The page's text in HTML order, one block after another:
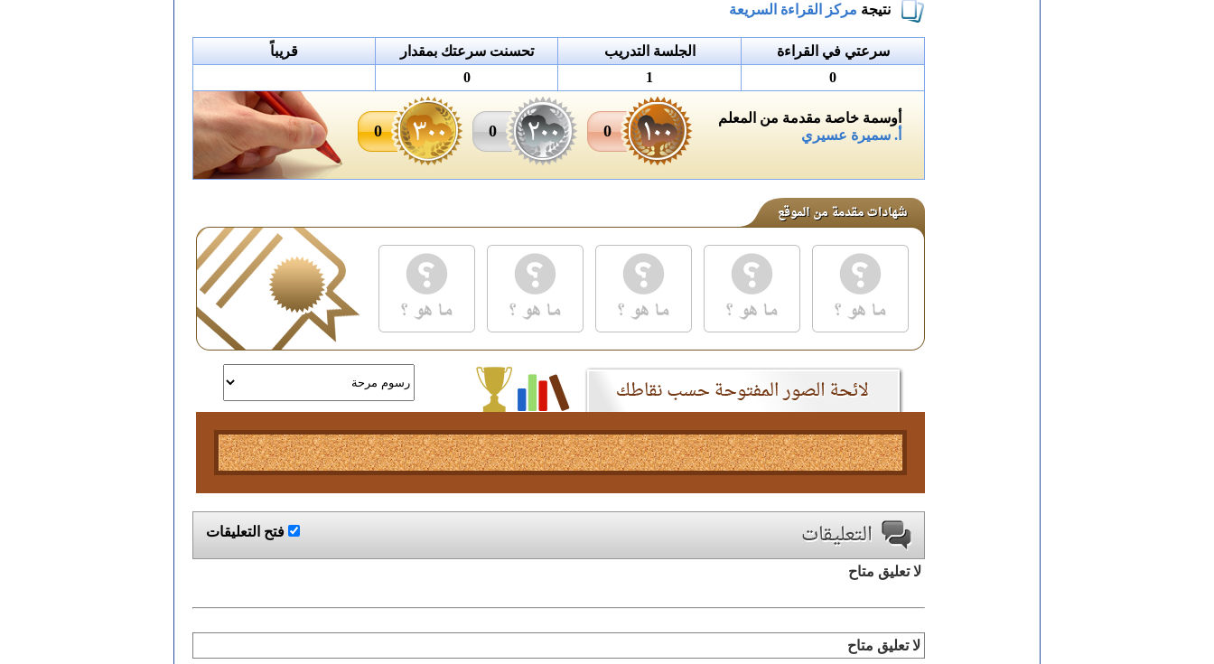
نتيجة مركز القراءة السريعة
سرعتي في القراءة الجلسة التدريب تحسنت سرعتك بمقدار
قريباً
0
1
0
أوسمة خاصة مقدمة من المعلم
أ. سميرة عسيري
0
0
0
فتح التعليقات
لا تعليق متاح
لا تعليق متاح